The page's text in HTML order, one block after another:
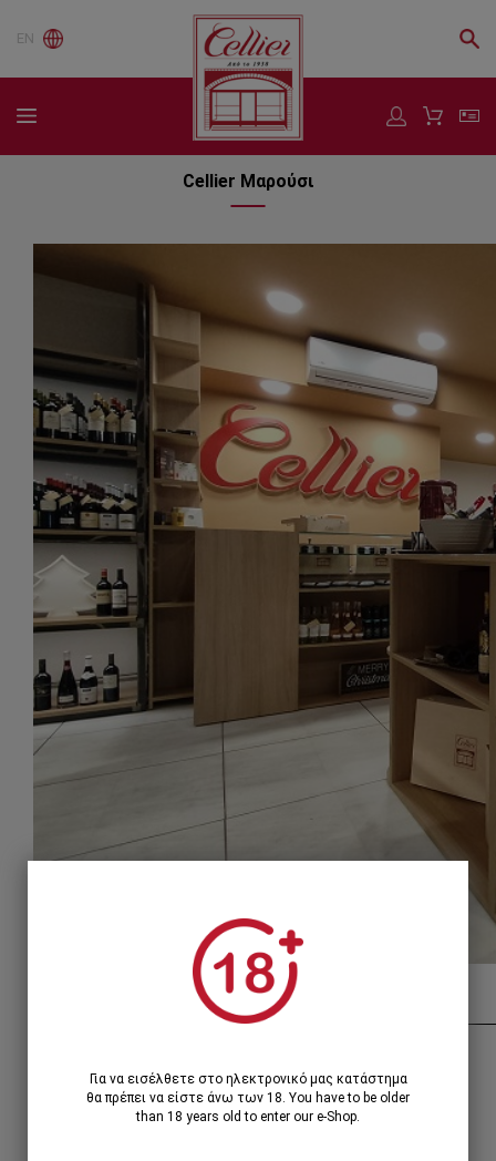
EN
Cellier Μαρούσι
Επί της Λεωφόρου Κηφισίας. Θέσεις στάθμευσης.
2114444444 εσώτ. : 5
Για να εισέλθετε στο ηλεκτρονικό μας κατάστημα
θα πρέπει να είστε άνω των 18. You have to be older
than 18 years old to enter our e-Shop.